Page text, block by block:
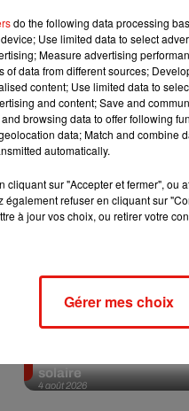
4 août 2026
solaire
do the following data processing
Use limited data to select
Measure advertising
of data from different sources;
content; Use limited data to
and content; Save and
browsing data to offer following
data; Match and combine
automatically.
cliquant sur "Accepter et fermer",
également refuser en cliquant sur
à jour vos choix, ou retirer votre
Gérer mes choix